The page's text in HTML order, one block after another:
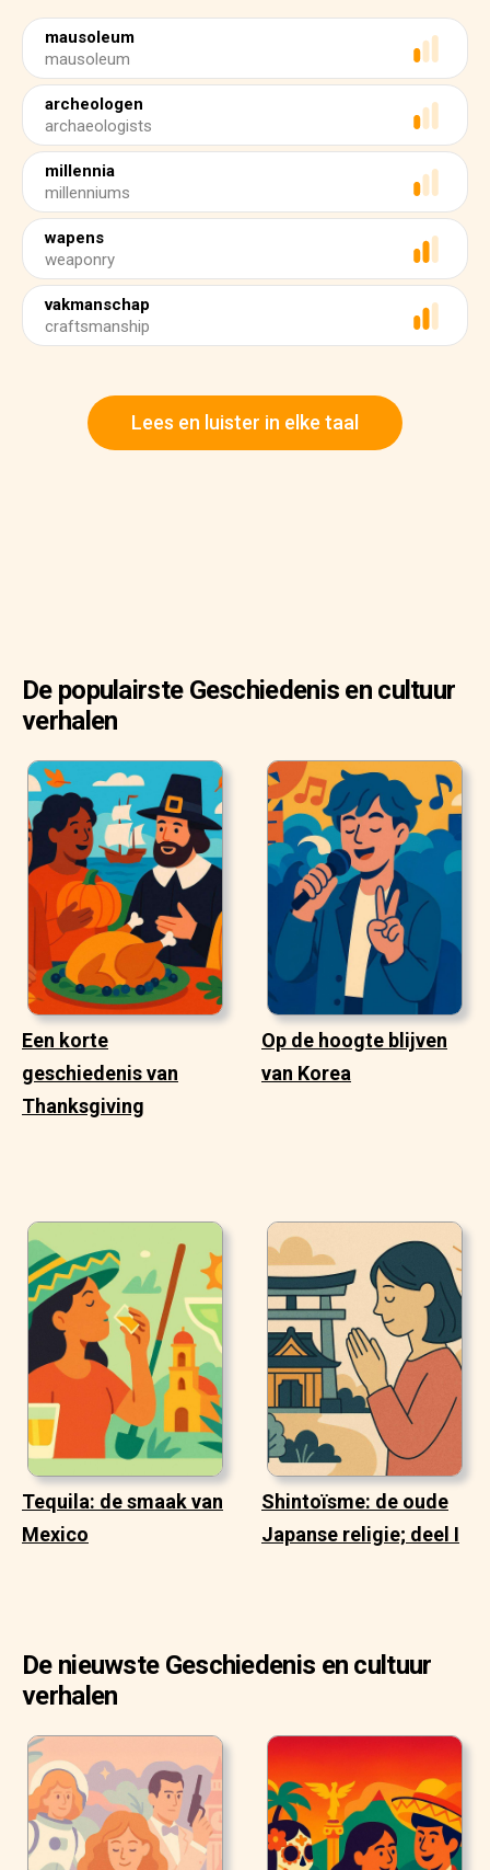
mausoleum
mausoleum
archeologen
archaeologists
millennia
millenniums
wapens
weaponry
vakmanschap
craftsmanship
Lees en luister in elke taal
De populairste Geschiedenis en cultuur
verhalen
Een korte
geschiedenis van
Thanksgiving
Op de hoogte blijven
van Korea
Tequila: de smaak van
Mexico
Shintoïsme: de oude
Japanse religie; deel I
De nieuwste Geschiedenis en cultuur
verhalen